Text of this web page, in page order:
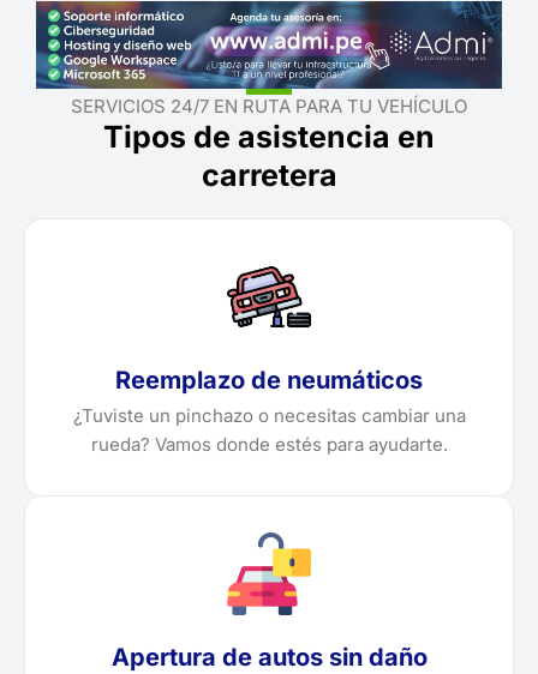
SERVICIOS 24/7 EN RUTA PARA TU VEHÍCULO
Tipos de asistencia en
carretera
Reemplazo de neumáticos
¿Tuviste un pinchazo o necesitas cambiar una
rueda? Vamos donde estés para ayudarte.
Apertura de autos sin daño